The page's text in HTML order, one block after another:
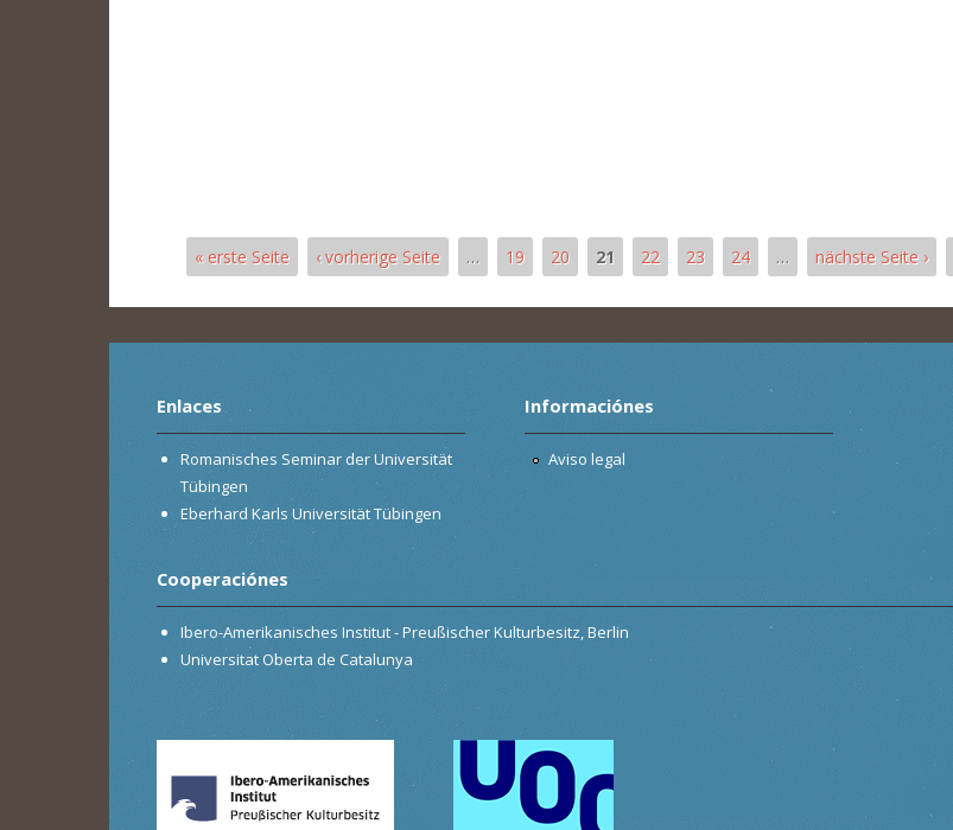
« erste Seite ‹ vorherige Seite … 19 20 21 22 23 24 … nächste Seite ›
Enlaces
Romanisches Seminar der Universität
Tübingen
Eberhard Karls Universität Tübingen
Informaciónes
Aviso legal
Cooperaciónes
Ibero-Amerikanisches Institut - Preußischer Kulturbesitz, Berlin
Universitat Oberta de Catalunya